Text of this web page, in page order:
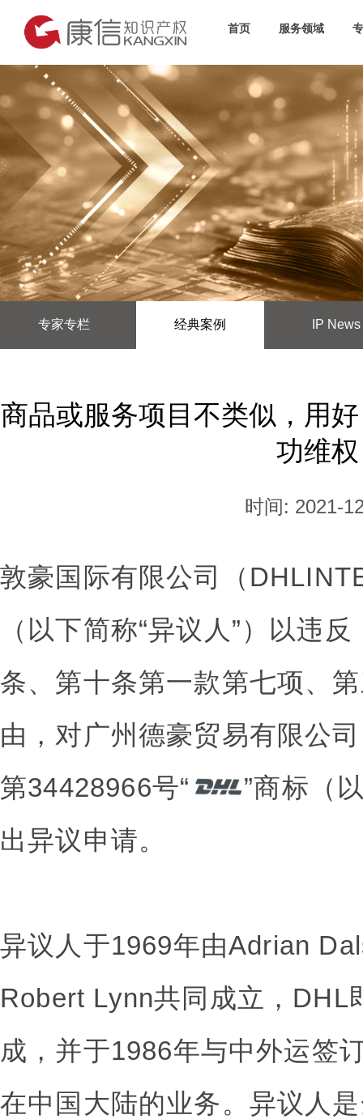
首页 服务领域
专家专栏 经典案例 IP News
商品或服务项目不类似，用
功维
时间: 2021-
敦豪国际有限公司（
（以下简称“异议人”）以违
条、第十条第一款第七项、
由，对广州德豪贸易有限公
第34428966号“
”商标（
出异议申请。
异议人于1969年由Adrian
Robert Lynn共同成立，DHL
成，并于1986年与中外运签
在中国大陆的业务。异议人